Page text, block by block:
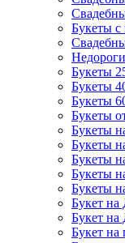
Букеты с
Букеты
Букеты
Букеты
Букеты
Букеты
Букеты
Букеты
Букеты
Букеты
Букет на
Букет на
Букет на